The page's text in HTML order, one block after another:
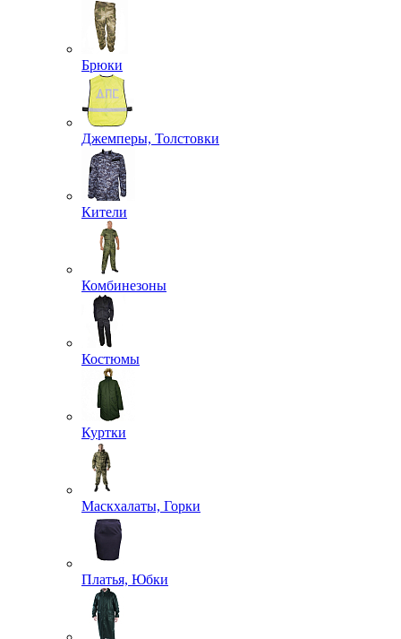
Брюки
Джемперы, Толстовки
Кители
Комбинезоны
Костюмы
Куртки
Маскхалаты, Горки
Платья, Юбки